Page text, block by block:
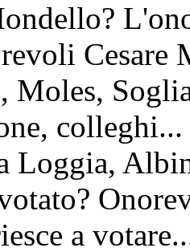
Moles,
Loggia,
a